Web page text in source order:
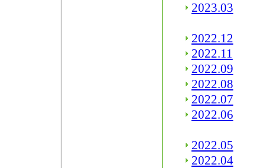
2023.03
2022.12
2022.11
2022.09
2022.08
2022.07
2022.06
2022.05
2022.04